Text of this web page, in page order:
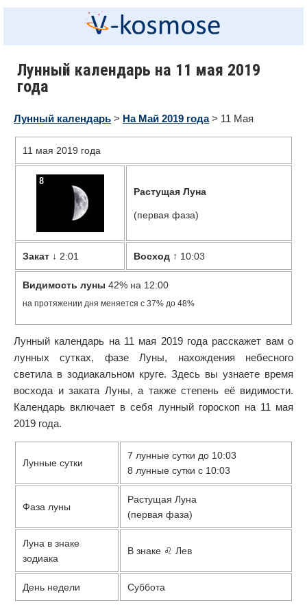
Лунный календарь на 11 мая 2019
года
Лунный календарь > На Май 2019 года> 11 Мая
11 мая 2019 года
Растущая Луна
(первая фаза)
Закат ↓ 2:01 Восход ↑ 10:03
Видимость луны 42% на 12:00
на протяжении дня меняется с 37% до 48%
Лунный календарь на 11 мая 2019 года расскажет вам о
лунных сутках, фазе Луны, нахождения небесного
светила в зодиакальном круге. Здесь вы узнаете время
восхода и заката Луны, а также степень её видимости.
Календарь включает в себя лунный гороскоп на 11 мая
2019 года.
Лунные сутки
7 лунные сутки до 10:03
8 лунные сутки с 10:03
Фаза луны
Растущая Луна
(первая фаза)
Луна в знаке
зодиака
В знаке ♌ Лев
День недели Суббота